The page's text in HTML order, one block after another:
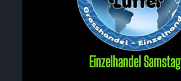
Einzelhandel Samstag